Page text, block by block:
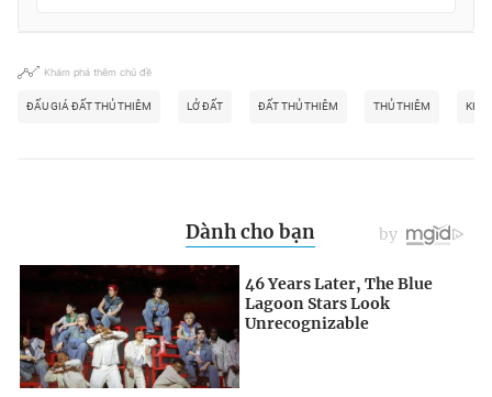
Khám phá thêm chủ đề
ĐẤU GIÁ ĐẤT THỦ THIÊM LỞ ĐẤT ĐẤT THỦ THIÊM THỦ THIÊM KHU